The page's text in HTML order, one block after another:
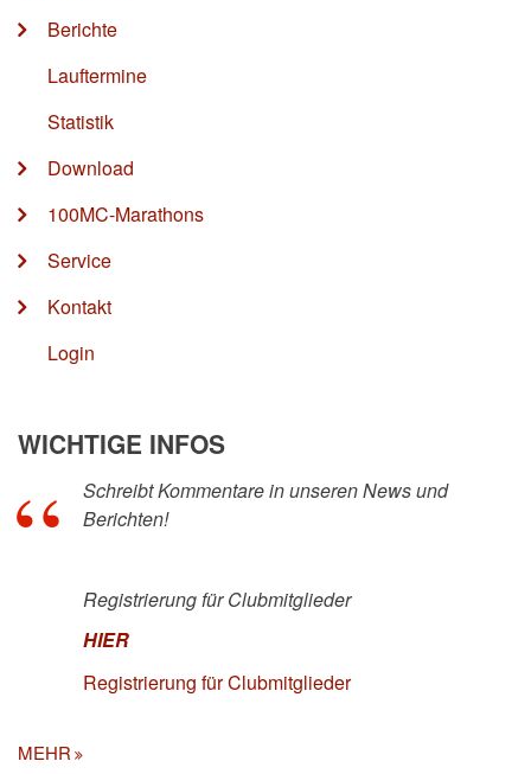
Berichte
Lauftermine
Statistik
Download
100MC-Marathons
Service
Kontakt
Login
WICHTIGE INFOS
Schreibt Kommentare in unseren News und
Berichten!
Registrierung für Clubmitglieder
HIER
Registrierung für Clubmitglieder
MEHR